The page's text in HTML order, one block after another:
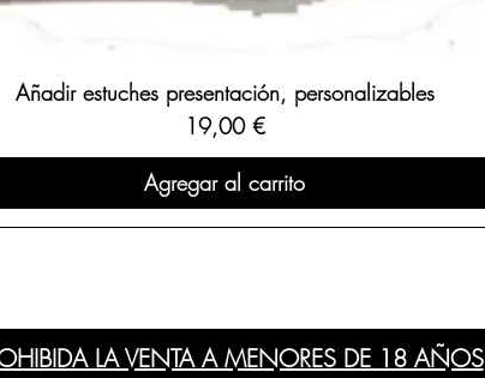
Añadir estuches presentación, personalizables
Precio
19,00 €
Agregar al carrito
LA VENTA A MENORES DE 18 AÑOS